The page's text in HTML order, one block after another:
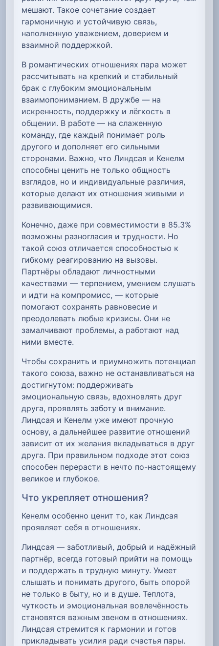
мешают. Такое сочетание создает
гармоничную и устойчивую связь,
наполненную уважением, доверием и
взаимной поддержкой.
В романтических отношениях пара может
рассчитывать на крепкий и стабильный
брак с глубоким эмоциональным
взаимопониманием. В дружбе — на
искренность, поддержку и лёгкость в
общении. В работе — на слаженную
команду, где каждый понимает роль
другого и дополняет его сильными
сторонами. Важно, что Линдсая и Кенелм
способны ценить не только общность
взглядов, но и индивидуальные различия,
которые делают их отношения живыми и
развивающимися.
Конечно, даже при совместимости в 85.3%
возможны разногласия и трудности. Но
такой союз отличается способностью к
гибкому реагированию на вызовы.
Партнёры обладают личностными
качествами — терпением, умением слушать
и идти на компромисс, — которые
помогают сохранять равновесие и
преодолевать любые кризисы. Они не
замалчивают проблемы, а работают над
ними вместе.
Чтобы сохранить и приумножить потенциал
такого союза, важно не останавливаться на
достигнутом: поддерживать
эмоциональную связь, вдохновлять друг
друга, проявлять заботу и внимание.
Линдсая и Кенелм уже имеют прочную
основу, а дальнейшее развитие отношений
зависит от их желания вкладываться в друг
друга. При правильном подходе этот союз
способен перерасти в нечто по-настоящему
великое и глубокое.
Что укрепляет отношения?
Кенелм особенно ценит то, как Линдсая
проявляет себя в отношениях.
Линдсая — заботливый, добрый и надёжный
партнёр, всегда готовый прийти на помощь
и поддержать в трудную минуту. Умеет
слышать и понимать другого, быть опорой
не только в быту, но и в душе. Теплота,
чуткость и эмоциональная вовлечённость
становятся важным звеном в отношениях.
Линдсая стремится к гармонии и готов
прикладывать усилия ради счастья пары.